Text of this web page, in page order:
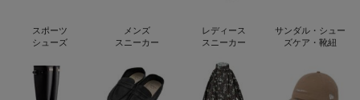
スポーツ
シューズ
メンズ
スニーカー
レディース
スニーカー
サンダル・シュー
ズケア・靴紐